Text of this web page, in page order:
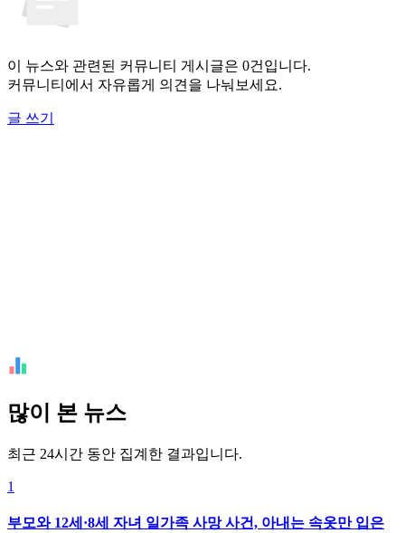
이 뉴스와 관련된 커뮤니티 게시글은 0건입니다.
커뮤니티에서 자유롭게 의견을 나눠보세요.
글 쓰기
많이 본 뉴스
최근 24시간 동안 집계한 결과입니다.
1
부모와 12세·8세 자녀 일가족 사망 사건, 아내는 속옷만 입은